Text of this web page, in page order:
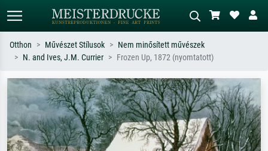
Keressen művész, műcím vagy stílus
szerint – pl. Monet, Csillagos éj,
impresszionizmus, Hokusai-hullám,
akt.
Írja le a jelenetet – pl. zöld rét, sok
piros absztrakt, sötét olajkép, álló akt
egy fa mellett.
Otthon Művészet Stílusok
Nem minősített művészek
N. and Ives, J.M. Currier
Frozen Up, 1872 (nyomtatott)